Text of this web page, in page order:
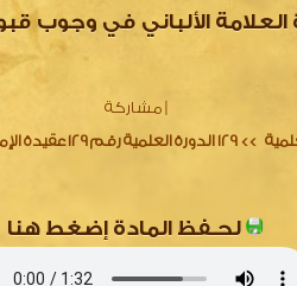
العلامة الألباني في وجوب
مشاركة
>>
129 الدورة
لحـفظ المادة إضغط هنا